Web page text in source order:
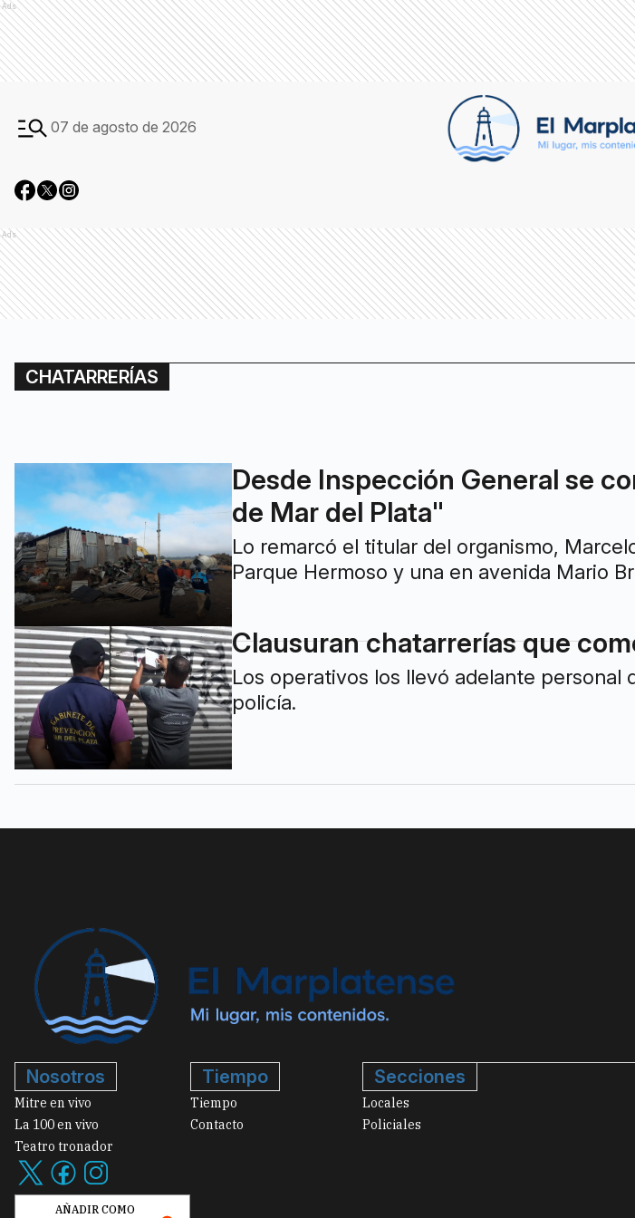
Ads
07 de agosto de 2026
Ads
CHATARRERÍAS
Desde Inspección General se
de Mar del Plata"
Lo remarcó el titular del organismo,
Parque Hermoso y una en avenida Mario
Clausuran chatarrerías que
Los operativos los llevó adelante personal
policía.
Nosotros
Mitre en vivo
La 100 en vivo
Teatro tronador
AÑADIR COMO
Tiempo
Tiempo
Contacto
Secciones
Locales
Policiales